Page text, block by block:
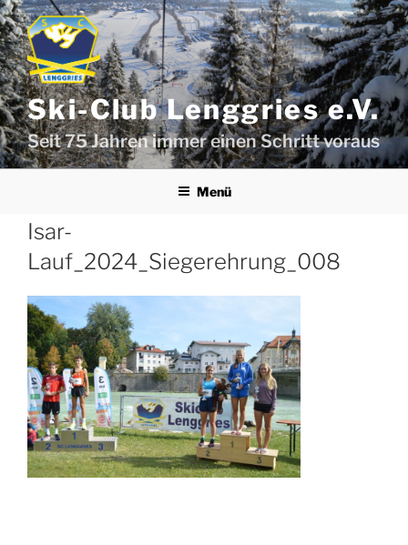
Zum
Inhalt
springen
Ski-Club Lenggries e.V.
Seit 75 Jahren immer einen Schritt voraus
Menü
Isar-
Lauf_2024_Siegerehrung_008